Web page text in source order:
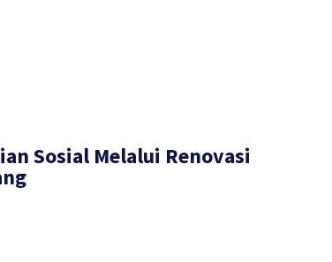
Sosial Melalui Renovasi